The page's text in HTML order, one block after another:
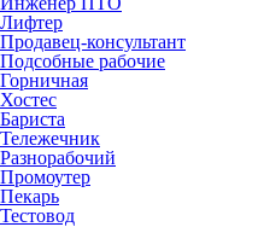
Лифтер
Продавец-консультант
Подсобные рабочие
Горничная
Хостес
Бариста
Тележечник
Разнорабочий
Промоутер
Пекарь
Тестовод